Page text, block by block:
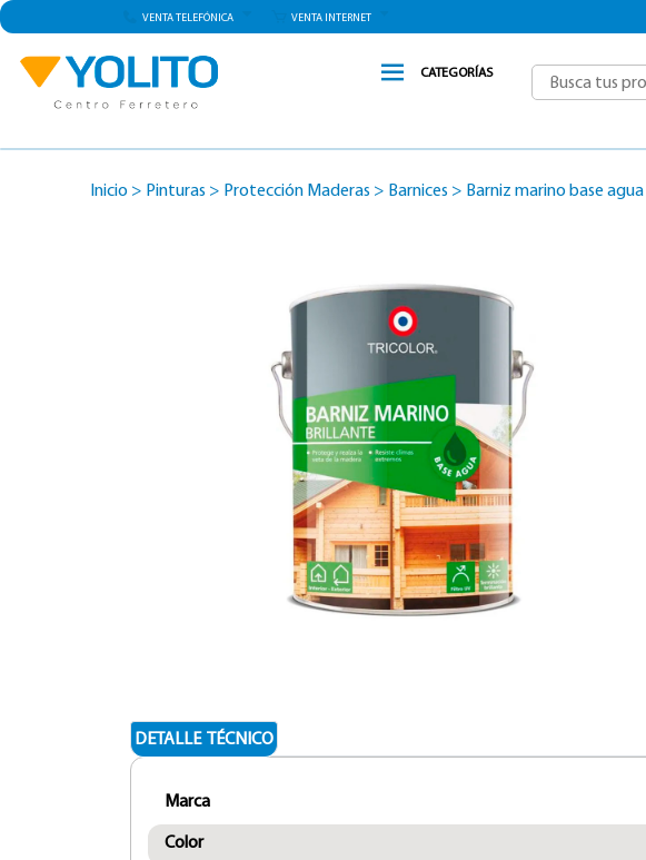
VENTA TELEFÓNICA VENTA INTERNET
CATEGORÍAS
Inicio > Pinturas > Protección Maderas > Barnices > Barniz marino base agua
DETALLE TÉCNICO
Marca
Color